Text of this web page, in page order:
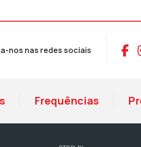
nos nas redes sociais
Frequências